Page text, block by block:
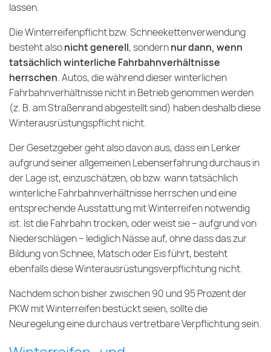
lassen.
Die Winterreifenpflicht bzw. Schneekettenverwendung
besteht alsonicht generell, sondernnur dann, wenn
tatsächlich winterliche Fahrbahnverhältnisse
herrschen. Autos, die während dieser winterlichen
Fahrbahnverhältnisse nicht in Betrieb genommen werden
(z. B. am Straßenrand abgestellt sind) haben deshalb diese
Winterausrüstungspflicht nicht.
Der Gesetzgeber geht also davon aus, dass ein Lenker
aufgrund seiner allgemeinen Lebenserfahrung durchaus in
der Lage ist, einzuschätzen, ob bzw. wann tatsächlich
winterliche Fahrbahnverhältnisse herrschen und eine
entsprechende Ausstattung mit Winterreifen notwendig
ist. Ist die Fahrbahn trocken, oder weist sie – aufgrund von
Niederschlägen – lediglich Nässe auf, ohne dass das zur
Bildung von Schnee, Matsch oder Eis führt, besteht
ebenfalls diese Winterausrüstungsverpflichtung nicht.
Nachdem schon bisher zwischen 90 und 95 Prozent der
PKW mit Winterreifen bestückt seien, sollte die
Neuregelung eine durchaus vertretbare Verpflichtung sein.